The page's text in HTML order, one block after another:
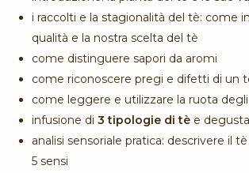
i raccolti e la stagionalità del tè: come
qualità e la nostra scelta del tè
come distinguere sapori da aromi
come riconoscere pregi e difetti di un
come leggere e utilizzare la ruota
infusione di 3 tipologie di tè e
analisi sensoriale pratica: descrivere il
5 sensi